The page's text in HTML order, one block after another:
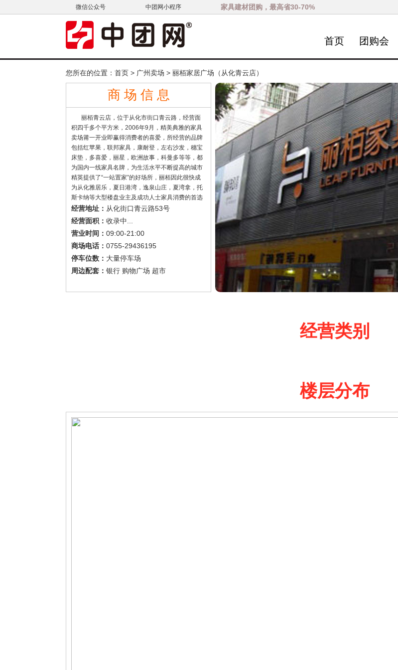
微信公众号 中团网小程序 家具建材团购，最高省30-70%
首页 团购会
您所在的位置： 首页 > 广州卖场 > 丽栢家居广场（从化青云店）
商 场 信 息
丽栢青云店，位于从化市街口青云路，经营面
积四千多个平方米，2006年9月，精美典雅的家具
卖场莆一开业即赢得消费者的喜爱，所经营的品牌
包括红苹果，联邦家具，康耐登，左右沙发，穗宝
床垫，多喜爱，丽星，欧洲故事，科曼多等等，都
为国内一线家具名牌，为生活水平不断提高的城市
精英提供了“一站置家”的好场所，丽栢因此很快成
为从化雅居乐，夏日港湾，逸泉山庄，夏湾拿，托
斯卡纳等大型楼盘业主及成功人士家具消费的首选
品牌，同时为丽柏的连锁拓展奠定了坚实的基础。
经营地址： 从化街口青云路53号
经营面积： 收录中...
营业时间： 09:00-21:00
商场电话： 0755-29436195
停车位数： 大量停车场
周边配套： 银行 购物广场 超市
经营类别
楼层分布